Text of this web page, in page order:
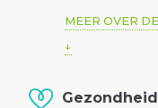
MEER OVER
Gezondheid